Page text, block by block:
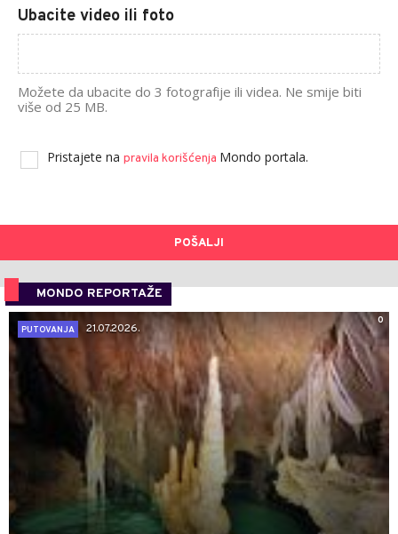
Ubacite video ili foto
Možete da ubacite do 3 fotografije ili videa. Ne smije biti
više od 25 MB.
Pristajete na pravila korišćenja Mondo portala.
POŠALJI
MONDO REPORTAŽE
0
PUTOVANJA
21.07.2026.